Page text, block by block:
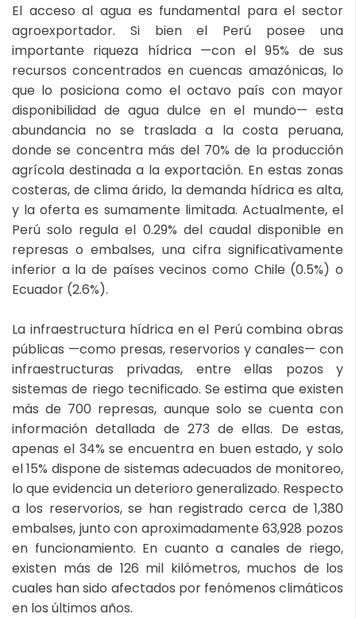
El acceso al agua es fundamental para el sector
agroexportador. Si bien el Perú posee una
importante riqueza hídrica —con el 95% de sus
recursos concentrados en cuencas amazónicas, lo
que lo posiciona como el octavo país con mayor
disponibilidad de agua dulce en el mundo— esta
abundancia no se traslada a la costa peruana,
donde se concentra más del 70% de la producción
agrícola destinada a la exportación. En estas zonas
costeras, de clima árido, la demanda hídrica es alta,
y la oferta es sumamente limitada. Actualmente, el
Perú solo regula el 0.29% del caudal disponible en
represas o embalses, una cifra significativamente
inferior a la de países vecinos como Chile (0.5%) o
Ecuador (2.6%).
La infraestructura hídrica en el Perú combina obras
públicas —como presas, reservorios y canales— con
infraestructuras privadas, entre ellas pozos y
sistemas de riego tecnificado. Se estima que existen
más de 700 represas, aunque solo se cuenta con
información detallada de 273 de ellas. De estas,
apenas el 34% se encuentra en buen estado, y solo
el 15% dispone de sistemas adecuados de monitoreo,
lo que evidencia un deterioro generalizado. Respecto
a los reservorios, se han registrado cerca de 1,380
embalses, junto con aproximadamente 63,928 pozos
en funcionamiento. En cuanto a canales de riego,
existen más de 126 mil kilómetros, muchos de los
cuales han sido afectados por fenómenos climáticos
en los últimos años.